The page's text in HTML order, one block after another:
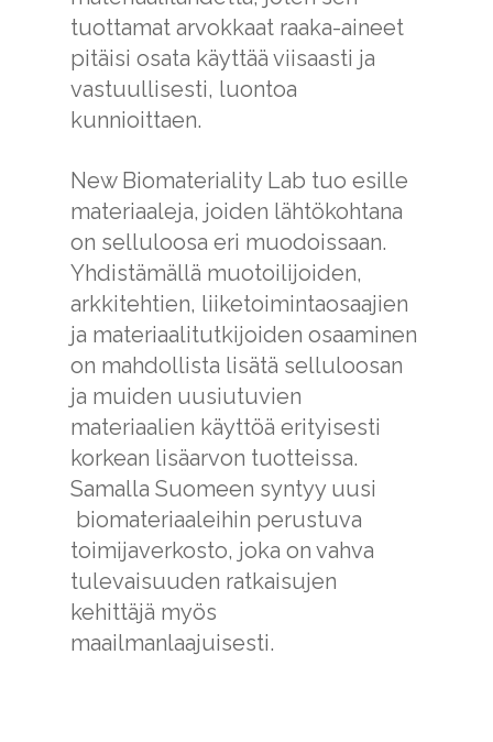
tuottamat arvokkaat raaka-aineet
pitäisi osata käyttää viisaasti ja
vastuullisesti, luontoa
kunnioittaen.
New Biomateriality Lab tuo esille
materiaaleja, joiden lähtökohtana
on selluloosa eri muodoissaan.
Yhdistämällä muotoilijoiden,
arkkitehtien, liiketoimintaosaajien
ja materiaalitutkijoiden osaaminen
on mahdollista lisätä selluloosan
ja muiden uusiutuvien
materiaalien käyttöä erityisesti
korkean lisäarvon tuotteissa.
Samalla Suomeen syntyy uusi
biomateriaaleihin perustuva
toimijaverkosto, joka on vahva
tulevaisuuden ratkaisujen
kehittäjä myös
maailmanlaajuisesti.